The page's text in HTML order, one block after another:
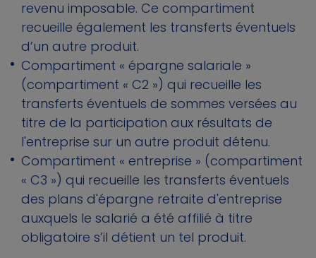
revenu imposable. Ce compartiment
recueille également les transferts éventuels
d’un autre produit.
Compartiment « épargne salariale »
(compartiment « C2 ») qui recueille les
transferts éventuels de sommes versées au
titre de la participation aux résultats de
l'entreprise sur un autre produit détenu.
Compartiment « entreprise » (compartiment
« C3 ») qui recueille les transferts éventuels
des plans d'épargne retraite d'entreprise
auxquels le salarié a été affilié à titre
obligatoire s’il détient un tel produit.